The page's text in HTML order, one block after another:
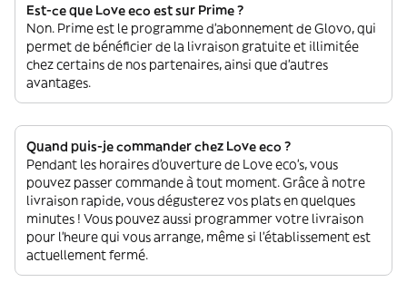
Est-ce que Love eco est sur Prime ?
Non. Prime est le programme d’abonnement de Glovo, qui
permet de bénéficier de la livraison gratuite et illimitée
chez certains de nos partenaires, ainsi que d’autres
avantages.
Quand puis-je commander chez Love eco ?
Pendant les horaires d'ouverture de Love eco’s, vous
pouvez passer commande à tout moment. Grâce à notre
livraison rapide, vous dégusterez vos plats en quelques
minutes ! Vous pouvez aussi programmer votre livraison
pour l'heure qui vous arrange, même si l'établissement est
actuellement fermé.